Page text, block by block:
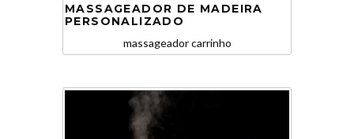
MASSAGEADOR DE MADEIRA
PERSONALIZADO
massageador carrinho